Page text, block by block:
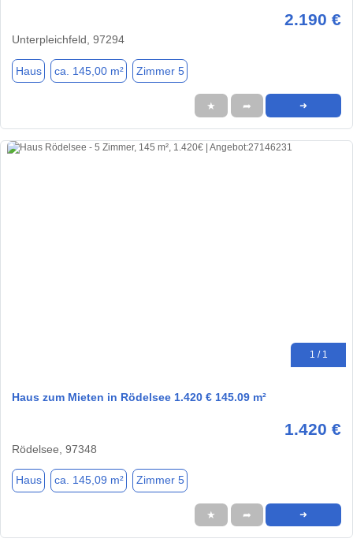
2.190 €
Unterpleichfeld, 97294
Haus ca. 145,00 m² Zimmer 5
★ ➦ ➜
1 / 1
Haus zum Mieten in Rödelsee 1.420 € 145.09 m²
1.420 €
Rödelsee, 97348
Haus ca. 145,09 m² Zimmer 5
★ ➦ ➜